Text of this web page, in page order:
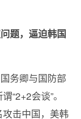
题，逼迫韩国
务卿与国防部
“2+2会谈”。
击中国，美韩